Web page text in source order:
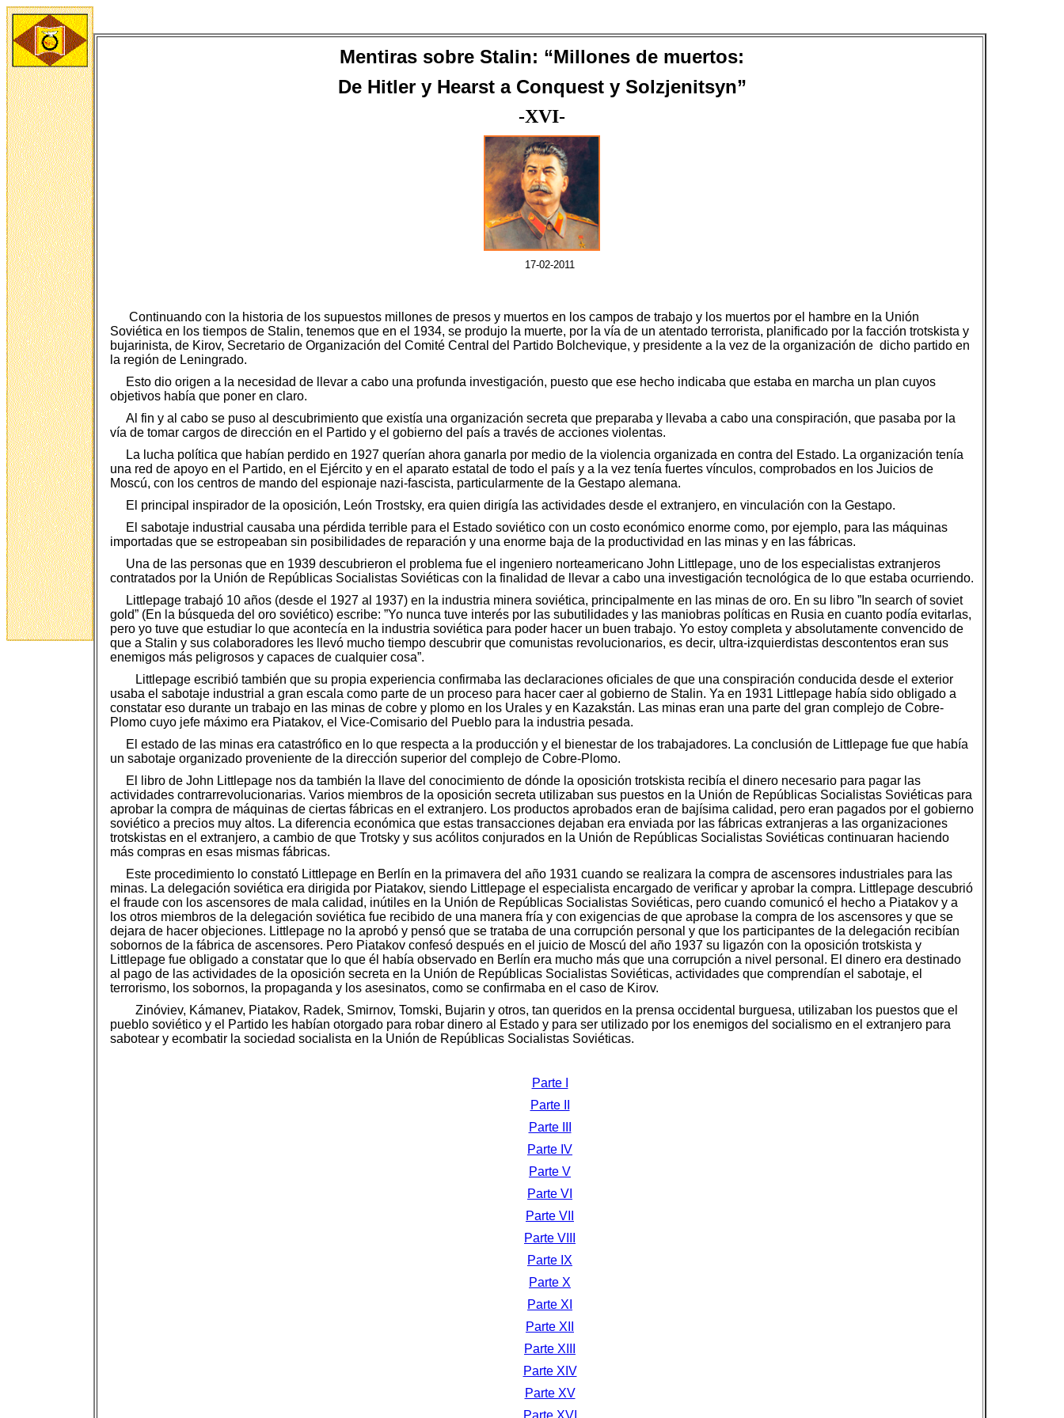
Mentiras sobre Stalin: “Millones de muertos:
De Hitler y Hearst a Conquest y Solzjenitsyn”
-XVI-
17-02-2011
Continuando con la historia de los supuestos millones de presos y muertos en los campos de trabajo y los muertos por el hambre en la Unión
Soviética en los tiempos de Stalin, tenemos que en el 1934, se produjo la muerte, por la vía de un atentado terrorista, planificado por la facción trotskista y
bujarinista, de Kirov, Secretario de Organización del Comité Central del Partido Bolchevique, y presidente a la vez de la organización de dicho partido en
la región de Leningrado.
Esto dio origen a la necesidad de llevar a cabo una profunda investigación, puesto que ese hecho indicaba que estaba en marcha un plan cuyos
objetivos había que poner en claro.
Al fin y al cabo se puso al descubrimiento que existía una organización secreta que preparaba y llevaba a cabo una conspiración, que pasaba por la
vía de tomar cargos de dirección en el Partido y el gobierno del país a través de acciones violentas.
La lucha política que habían perdido en 1927 querían ahora ganarla por medio de la violencia organizada en contra del Estado. La organización tenía
una red de apoyo en el Partido, en el Ejército y en el aparato estatal de todo el país y a la vez tenía fuertes vínculos, comprobados en los Juicios de
Moscú, con los centros de mando del espionaje nazi-fascista, particularmente de la Gestapo alemana.
El principal inspirador de la oposición, León Trostsky, era quien dirigía las actividades desde el extranjero, en vinculación con la Gestapo.
El sabotaje industrial causaba una pérdida terrible para el Estado soviético con un costo económico enorme como, por ejemplo, para las máquinas
importadas que se estropeaban sin posibilidades de reparación y una enorme baja de la productividad en las minas y en las fábricas.
Una de las personas que en 1939 descubrieron el problema fue el ingeniero norteamericano John Littlepage, uno de los especialistas extranjeros
contratados por la Unión de Repúblicas Socialistas Soviéticas con la finalidad de llevar a cabo una investigación tecnológica de lo que estaba ocurriendo.
Littlepage trabajó 10 años (desde el 1927 al 1937) en la industria minera soviética, principalmente en las minas de oro. En su libro ”In search of soviet
gold” (En la búsqueda del oro soviético) escribe: ”Yo nunca tuve interés por las subutilidades y las maniobras políticas en Rusia en cuanto podía evitarlas,
pero yo tuve que estudiar lo que acontecía en la industria soviética para poder hacer un buen trabajo. Yo estoy completa y absolutamente convencido de
que a Stalin y sus colaboradores les llevó mucho tiempo descubrir que comunistas revolucionarios, es decir, ultra-izquierdistas descontentos eran sus
enemigos más peligrosos y capaces de cualquier cosa”.
Littlepage escribió también que su propia experiencia confirmaba las declaraciones oficiales de que una conspiración conducida desde el exterior
usaba el sabotaje industrial a gran escala como parte de un proceso para hacer caer al gobierno de Stalin. Ya en 1931 Littlepage había sido obligado a
constatar eso durante un trabajo en las minas de cobre y plomo en los Urales y en Kazakstán. Las minas eran una parte del gran complejo de Cobre-
Plomo cuyo jefe máximo era Piatakov, el Vice-Comisario del Pueblo para la industria pesada.
El estado de las minas era catastrófico en lo que respecta a la producción y el bienestar de los trabajadores. La conclusión de Littlepage fue que había
un sabotaje organizado proveniente de la dirección superior del complejo de Cobre-Plomo.
El libro de John Littlepage nos da también la llave del conocimiento de dónde la oposición trotskista recibía el dinero necesario para pagar las
actividades contrarrevolucionarias. Varios miembros de la oposición secreta utilizaban sus puestos en la Unión de Repúblicas Socialistas Soviéticas para
aprobar la compra de máquinas de ciertas fábricas en el extranjero. Los productos aprobados eran de bajísima calidad, pero eran pagados por el gobierno
soviético a precios muy altos. La diferencia económica que estas transacciones dejaban era enviada por las fábricas extranjeras a las organizaciones
trotskistas en el extranjero, a cambio de que Trotsky y sus acólitos conjurados en la Unión de Repúblicas Socialistas Soviéticas continuaran haciendo
más compras en esas mismas fábricas.
Este procedimiento lo constató Littlepage en Berlín en la primavera del año 1931 cuando se realizara la compra de ascensores industriales para las
minas. La delegación soviética era dirigida por Piatakov, siendo Littlepage el especialista encargado de verificar y aprobar la compra. Littlepage descubrió
el fraude con los ascensores de mala calidad, inútiles en la Unión de Repúblicas Socialistas Soviéticas, pero cuando comunicó el hecho a Piatakov y a
los otros miembros de la delegación soviética fue recibido de una manera fría y con exigencias de que aprobase la compra de los ascensores y que se
dejara de hacer objeciones. Littlepage no la aprobó y pensó que se trataba de una corrupción personal y que los participantes de la delegación recibían
sobornos de la fábrica de ascensores. Pero Piatakov confesó después en el juicio de Moscú del año 1937 su ligazón con la oposición trotskista y
Littlepage fue obligado a constatar que lo que él había observado en Berlín era mucho más que una corrupción a nivel personal. El dinero era destinado
al pago de las actividades de la oposición secreta en la Unión de Repúblicas Socialistas Soviéticas, actividades que comprendían el sabotaje, el
terrorismo, los sobornos, la propaganda y los asesinatos, como se confirmaba en el caso de Kirov.
Zinóviev, Kámanev, Piatakov, Radek, Smirnov, Tomski, Bujarin y otros, tan queridos en la prensa occidental burguesa, utilizaban los puestos que el
pueblo soviético y el Partido les habían otorgado para robar dinero al Estado y para ser utilizado por los enemigos del socialismo en el extranjero para
sabotear y ecombatir la sociedad socialista en la Unión de Repúblicas Socialistas Soviéticas.
Parte I
Parte II
Parte III
Parte IV
Parte V
Parte VI
Parte VII
Parte VIII
Parte IX
Parte X
Parte XI
Parte XII
Parte XIII
Parte XIV
Parte XV
Parte XVI